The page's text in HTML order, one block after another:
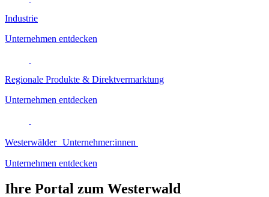
Industrie
Unternehmen entdecken
Regionale Produkte & Direktvermarktung
Unternehmen entdecken
Westerwälder Unternehmer:innen
Unternehmen entdecken
Ihre Portal zum Westerwald